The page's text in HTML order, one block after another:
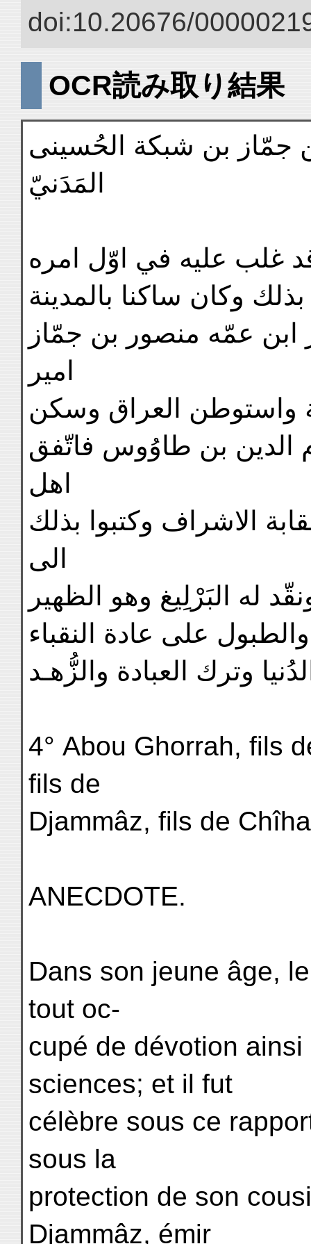
doi:10.20676/
OCR読み取り結果
جمّاز بن شبكة الحُسينى
المَدَنيّ
غلب عليه في اوّل امره
وكان ساكنا بالمدينة
ابن عمّه منصور بن جمّاز
امير
واستوطن العراق وسكن
الدين بن طاوُوس فاتّفق
اهل
الاشراف وكتبوا بذلك
الى
له البَرْلِيغ وهو الظهير
على عادة النقباء
وترك العبادة والزُّهـد
4° Abou Ghorrah, fils
fils de
Djammâz, fils de
ANECDOTE.
Dans son jeune âge,
tout oc-
cupé de dévotion
sciences; et il fut
célèbre sous ce
sous la
protection de son
Djammâz, émir